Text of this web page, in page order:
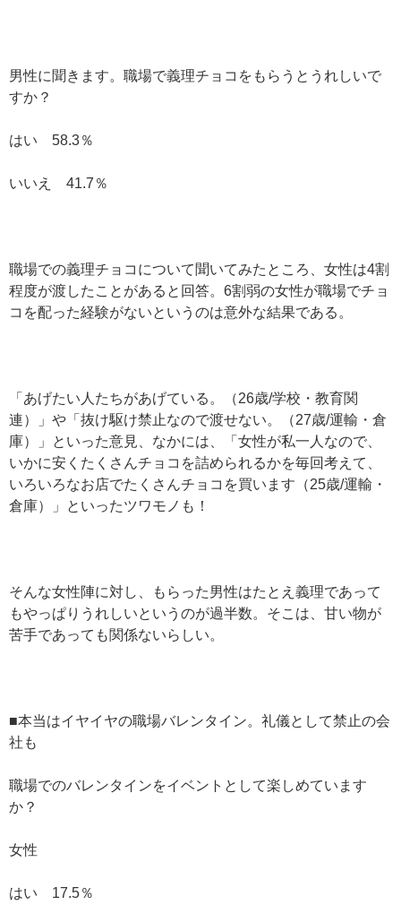
男性に聞きます。職場で義理チョコをもらうとうれしいで
すか？
はい 58.3％
いいえ 41.7％
職場での義理チョコについて聞いてみたところ、女性は4割
程度が渡したことがあると回答。6割弱の女性が職場でチョ
コを配った経験がないというのは意外な結果である。
「あげたい人たちがあげている。（26歳/学校・教育関
連）」や「抜け駆け禁止なので渡せない。（27歳/運輸・倉
庫）」といった意見、なかには、「女性が私一人なので、
いかに安くたくさんチョコを詰められるかを毎回考えて、
いろいろなお店でたくさんチョコを買います（25歳/運輸・
倉庫）」といったツワモノも！
そんな女性陣に対し、もらった男性はたとえ義理であって
もやっぱりうれしいというのが過半数。そこは、甘い物が
苦手であっても関係ないらしい。
■本当はイヤイヤの職場バレンタイン。礼儀として禁止の会
社も
職場でのバレンタインをイベントとして楽しめています
か？
女性
はい 17.5％